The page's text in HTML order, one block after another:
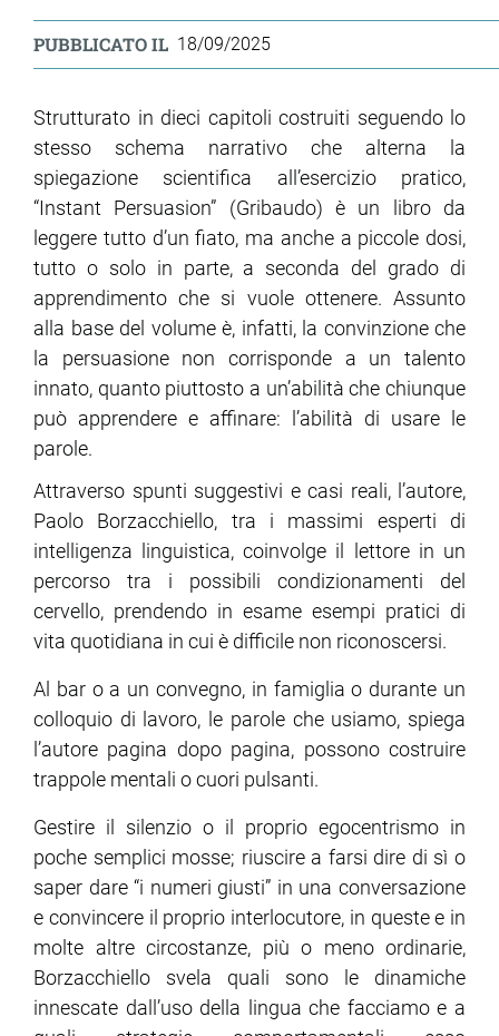
PUBBLICATO IL 18/09/2025
Strutturato in dieci capitoli costruiti seguendo lo
stesso schema narrativo che alterna la
spiegazione scientifica all’esercizio pratico,
“Instant Persuasion” (Gribaudo) è un libro da
leggere tutto d’un fiato, ma anche a piccole dosi,
tutto o solo in parte, a seconda del grado di
apprendimento che si vuole ottenere. Assunto
alla base del volume è, infatti, la convinzione che
la persuasione non corrisponde a un talento
innato, quanto piuttosto a un’abilità che chiunque
può apprendere e affinare: l’abilità di usare le
parole.
Attraverso spunti suggestivi e casi reali, l’autore,
Paolo Borzacchiello, tra i massimi esperti di
intelligenza linguistica, coinvolge il lettore in un
percorso tra i possibili condizionamenti del
cervello, prendendo in esame esempi pratici di
vita quotidiana in cui è difficile non riconoscersi.
Al bar o a un convegno, in famiglia o durante un
colloquio di lavoro, le parole che usiamo, spiega
l’autore pagina dopo pagina, possono costruire
trappole mentali o cuori pulsanti.
Gestire il silenzio o il proprio egocentrismo in
poche semplici mosse; riuscire a farsi dire di sì o
saper dare “i numeri giusti” in una conversazione
e convincere il proprio interlocutore, in queste e in
molte altre circostanze, più o meno ordinarie,
Borzacchiello svela quali sono le dinamiche
innescate dall’uso della lingua che facciamo e a